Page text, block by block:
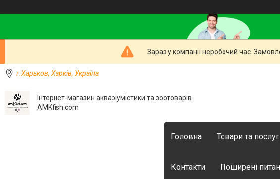
Зараз у компанії неробочий час.
г.Харьков, Харків, Україна
Інтернет-магазин акваріумістики та зоотоварів
AMKfish.com
Головна Товари та
Контакти Поширені